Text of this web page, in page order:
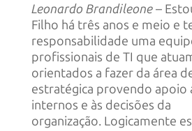
Leonardo Brandileone–
Filho há três anos e meio e
responsabilidade uma
profissionais de TI que
orientados a fazer da área
estratégica provendo apoio
internos e às decisões da
organização. Logicamente